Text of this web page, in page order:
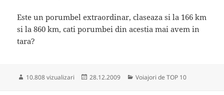
Este un porumbel extraordinar, claseaza si la 166 km
si la 860 km, cati porumbei din acestia mai avem in
tara?
10.808 vizualizari
Publicat
28.12.2009 Categorii
Voiajori de TOP 10